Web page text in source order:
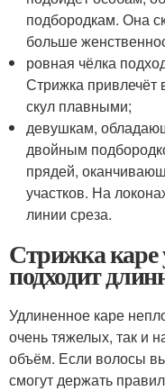
подбородкам. Она
больше
ровная чёлка
Стрижка привлечёт
скул плавными;
девушкам,
двойным
прядей,
участков. На
линии среза.
Стрижка каре
подходит
Удлиненное каре
очень тяжелых, так и
объём. Если волосы
смогут держать